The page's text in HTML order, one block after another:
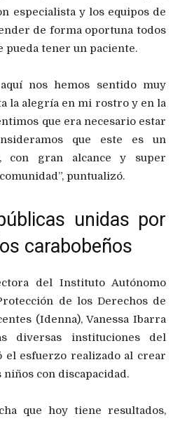
especialista y los equipos de
de forma oportuna todos
pueda tener un paciente.
nos hemos sentido muy
la alegría en mi rostro y en la
que era necesario estar
que este es un
con gran alcance y super
puntualizó.
unidas por
carabobeños
del Instituto Autónomo
de los Derechos de
(Idenna), Vanessa Ibarra
diversas instituciones del
el esfuerzo realizado al crear
niños con discapacidad.
que hoy tiene resultados,